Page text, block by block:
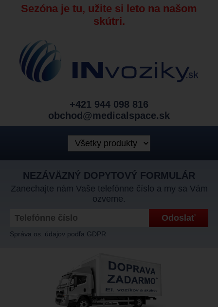
Sezóna je tu, užite si leto na našom
skútri.
+421 944 098 816
obchod@medicalspace.sk
NEZÁVÄZNÝ DOPYTOVÝ FORMULÁR
Zanechajte nám Vaše telefónne číslo a my sa Vám
ozveme.
Správa os. údajov podľa GDPR